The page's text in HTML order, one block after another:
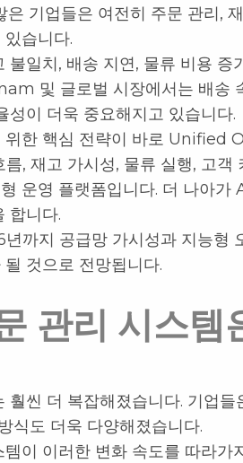
은 기업들은 여전히 주문 관리,
습니다.
불일치, 배송 지연, 물류 비용 증
및 글로벌 시장에서는 배송
성이 더욱 중요해지고 있습니다.
위한 핵심 전략이 바로 Unified
름, 재고 가시성, 물류 실행, 고객
운영 플랫폼입니다. 더 나아가
합니다.
까지 공급망 가시성과 지능형
것으로 전망됩니다.
관리 시스템
훨씬 더 복잡해졌습니다. 기업
식도 더욱 다양해졌습니다.
이 이러한 변화 속도를 따라가